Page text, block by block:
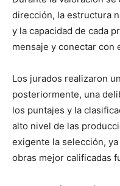
dirección, la estructura
y la capacidad de cada
mensaje y conectar con
Los jurados realizaron
posteriormente, una
los puntajes y la
alto nivel de las
exigente la selección,
obras mejor calificadas